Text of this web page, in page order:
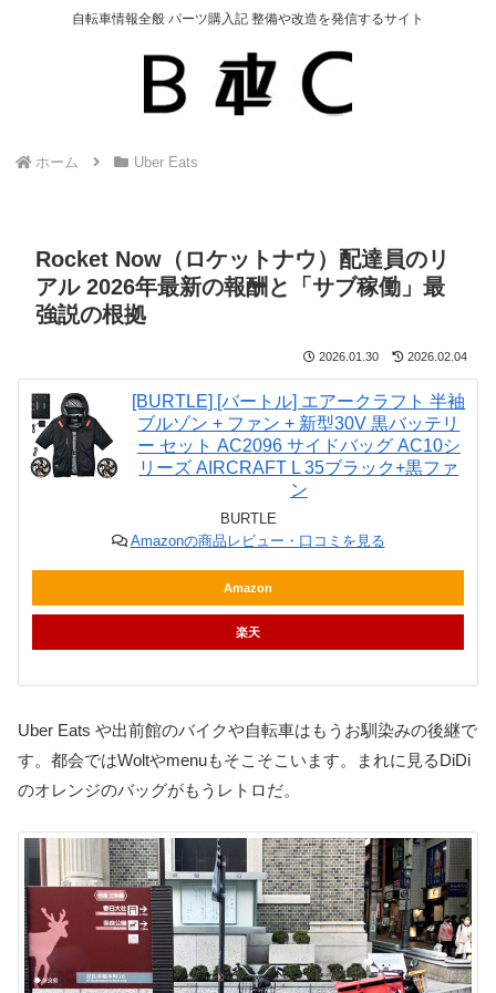
自転車情報全般 パーツ購入記 整備や改造を発信するサイト
ホーム Uber Eats
Rocket Now（ロケットナウ）配達員のリ
アル 2026年最新の報酬と「サブ稼働」最
強説の根拠
2026.01.30 2026.02.04
[BURTLE] [バートル] エアークラフト 半袖
ブルゾン + ファン + 新型30V 黒バッテリ
ー セット AC2096 サイドバッグ AC10シ
リーズ AIRCRAFT L 35ブラック+黒ファ
ン
BURTLE
Amazonの商品レビュー・口コミを見る
Amazon
楽天
Uber Eats や出前館のバイクや自転車はもうお馴染みの後継で
す。都会ではWoltやmenuもそこそこいます。まれに見るDiDi
のオレンジのバッグがもうレトロだ。